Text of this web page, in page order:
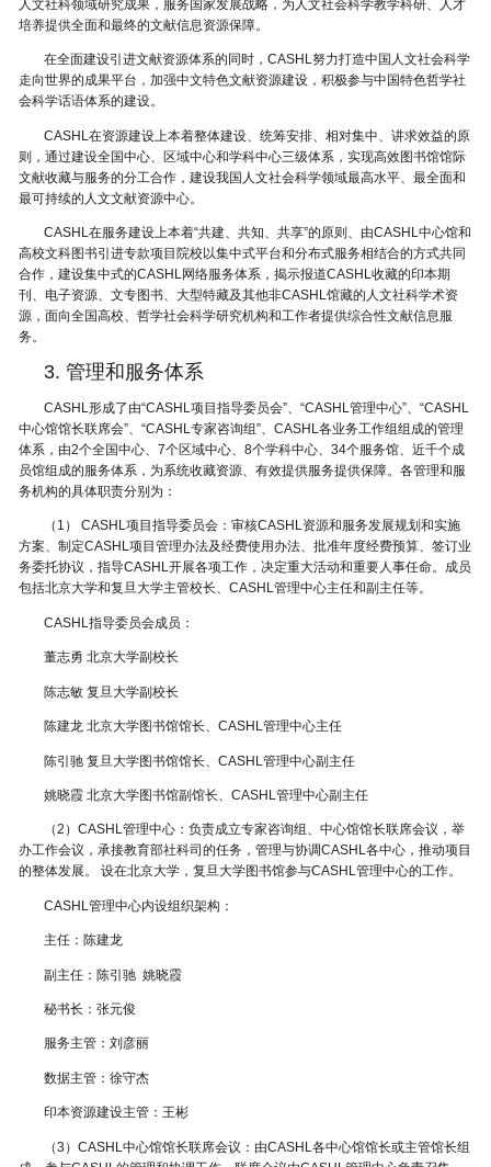
人文社科领域研究成果，服务国家发展战略，为人文社会科学教学科研、人才
培养提供全面和最终的文献信息资源保障。
在全面建设引进文献资源体系的同时，CASHL努力打造中国人文社会科学
走向世界的成果平台，加强中文特色文献资源建设，积极参与中国特色哲学社
会科学话语体系的建设。
CASHL在资源建设上本着整体建设、统筹安排、相对集中、讲求效益的原
则，通过建设全国中心、区域中心和学科中心三级体系，实现高效图书馆馆际
文献收藏与服务的分工合作，建设我国人文社会科学领域最高水平、最全面和
最可持续的人文文献资源中心。
CASHL在服务建设上本着“共建、共知、共享”的原则、由CASHL中心馆和
高校文科图书引进专款项目院校以集中式平台和分布式服务相结合的方式共同
合作，建设集中式的CASHL网络服务体系，揭示报道CASHL收藏的印本期
刊、电子资源、文专图书、大型特藏及其他非CASHL馆藏的人文社科学术资
源，面向全国高校、哲学社会科学研究机构和工作者提供综合性文献信息服
务。
3. 管理和服务体系
CASHL形成了由“CASHL项目指导委员会”、“CASHL管理中心”、“CASHL
中心馆馆长联席会”、“CASHL专家咨询组”、CASHL各业务工作组组成的管理
体系，由2个全国中心、7个区域中心、8个学科中心、34个服务馆、近千个成
员馆组成的服务体系，为系统收藏资源、有效提供服务提供保障。各管理和服
务机构的具体职责分别为：
（1） CASHL项目指导委员会：审核CASHL资源和服务发展规划和实施
方案、制定CASHL项目管理办法及经费使用办法、批准年度经费预算、签订业
务委托协议，指导CASHL开展各项工作，决定重大活动和重要人事任命。成员
包括北京大学和复旦大学主管校长、CASHL管理中心主任和副主任等。
CASHL指导委员会成员：
董志勇 北京大学副校长
陈志敏 复旦大学副校长
陈建龙 北京大学图书馆馆长、CASHL管理中心主任
陈引驰 复旦大学图书馆馆长、CASHL管理中心副主任
姚晓霞 北京大学图书馆副馆长、CASHL管理中心副主任
（2）CASHL管理中心：负责成立专家咨询组、中心馆馆长联席会议，举
办工作会议，承接教育部社科司的任务，管理与协调CASHL各中心，推动项目
的整体发展。 设在北京大学，复旦大学图书馆参与CASHL管理中心的工作。
CASHL管理中心内设组织架构：
主任：陈建龙
副主任：陈引驰 姚晓霞
秘书长：张元俊
服务主管：刘彦丽
数据主管：徐守杰
印本资源建设主管：王彬
（3）CASHL中心馆馆长联席会议：由CASHL各中心馆馆长或主管馆长组